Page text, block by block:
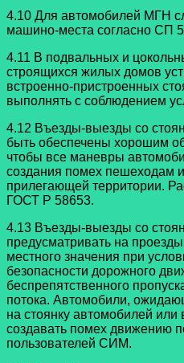
4.10 Для автомобилей МГН
машино-места согласно СП
4.11 В подвальных и
строящихся жилых домов
встроенно-пристроенных
выполнять с соблюдением
4.12 Въезды-выезды со
быть обеспечены хорошим
чтобы все маневры
создания помех пешеходам
прилегающей территории.
ГОСТ Р 58653.
4.13 Въезды-выезды со
предусматривать на
местного значения при
безопасности дорожного
беспрепятственного
потока. Автомобили,
на стоянку автомобилей
создавать помех движению
пользователей СИМ.